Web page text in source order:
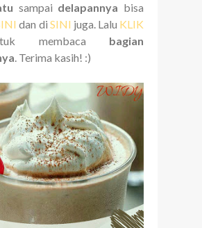
sampai delapannya bisa
dan di SINI juga. Lalu KLIK
membaca bagian
. Terima kasih! :)